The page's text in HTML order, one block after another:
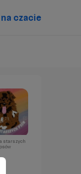
czacie
starszych
psów